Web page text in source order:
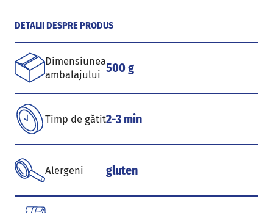
DETALII DESPRE PRODUS
Dimensiunea
ambalajului 500 g
Timp de gătit2-3 min
Alergeni gluten